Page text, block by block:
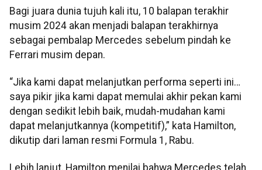
Bagi juara dunia tujuh kali itu, 10 balapan terakhir
musim 2024 akan menjadi balapan terakhirnya
sebagai pembalap Mercedes sebelum pindah ke
Ferrari musim depan.
“Jika kami dapat melanjutkan performa seperti ini…
saya pikir jika kami dapat memulai akhir pekan kami
dengan sedikit lebih baik, mudah-mudahan kami
dapat melanjutkannya (kompetitif),” kata Hamilton,
dikutip dari laman resmi Formula 1, Rabu.